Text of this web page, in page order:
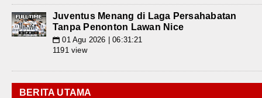
Juventus Menang di Laga Persahabatan
Tanpa Penonton Lawan Nice
📅 01 Agu 2026 | 06:31:21
1191 view
BERITA UTAMA